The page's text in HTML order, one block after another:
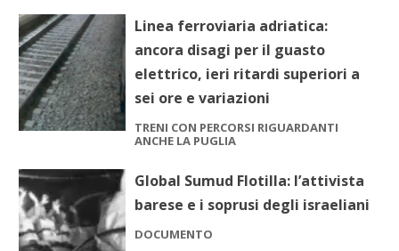
Linea ferroviaria adriatica:
ancora disagi per il guasto
elettrico, ieri ritardi superiori a
sei ore e variazioni
TRENI CON PERCORSI RIGUARDANTI
ANCHE LA PUGLIA
Global Sumud Flotilla: l’attivista
barese e i soprusi degli israeliani
DOCUMENTO